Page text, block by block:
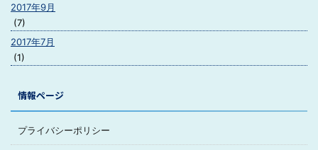
2017年9月
(7)
2017年7月
(1)
情報ページ
プライバシーポリシー